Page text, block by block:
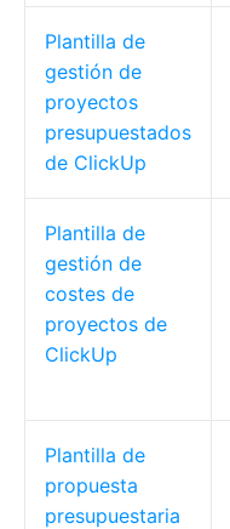
Plantilla de
gestión de
proyectos
presupuestados
de ClickUp
Plantilla de
gestión de
costes de
proyectos de
ClickUp
Plantilla de
propuesta
presupuestaria